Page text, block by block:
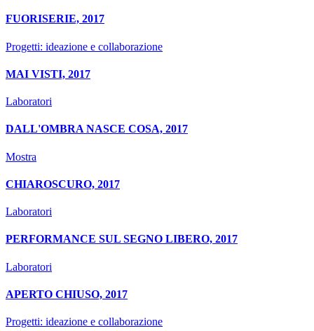
FUORISERIE, 2017
Progetti: ideazione e collaborazione
MAI VISTI, 2017
Laboratori
DALL'OMBRA NASCE COSA, 2017
Mostra
CHIAROSCURO, 2017
Laboratori
PERFORMANCE SUL SEGNO LIBERO, 2017
Laboratori
APERTO CHIUSO, 2017
Progetti: ideazione e collaborazione